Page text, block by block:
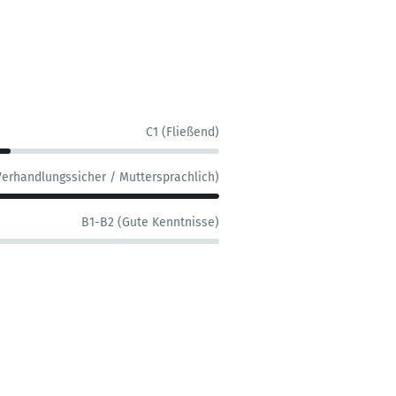
C1 (Fließend)
/ Muttersprachlich)
B1-B2 (Gute Kenntnisse)